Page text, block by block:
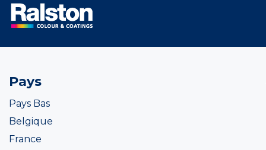
Pays
Pays Bas
Belgique
France